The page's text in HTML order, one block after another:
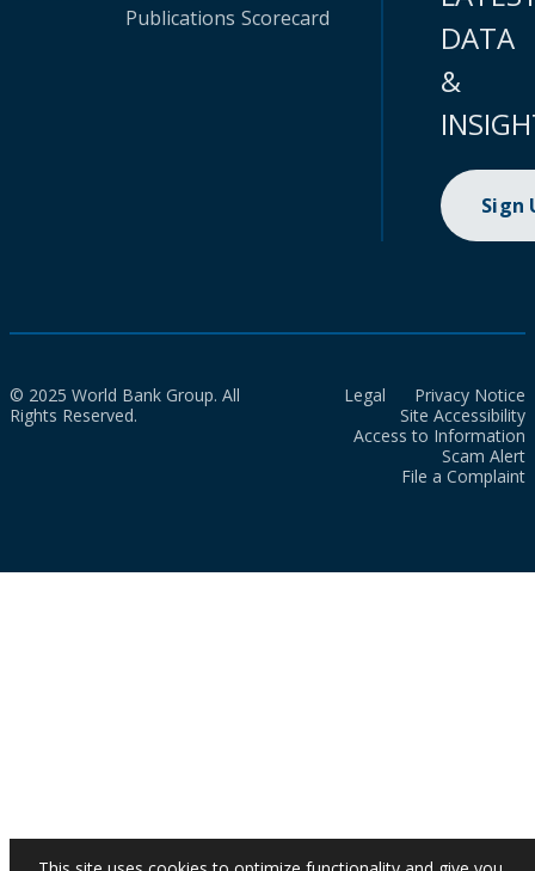
Publications Scorecard
DATA
&
Sign
© 2025 World Bank Group. All
Rights Reserved.
Legal
Privacy Notice
Site Accessibility
Access to Information
Scam Alert
File a Complaint